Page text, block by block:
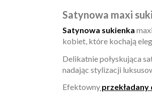
Satynowa maxi
Satynowa sukienka
kobiet, które kochają
Delikatnie połyskująca
nadając stylizacji
Efektowny